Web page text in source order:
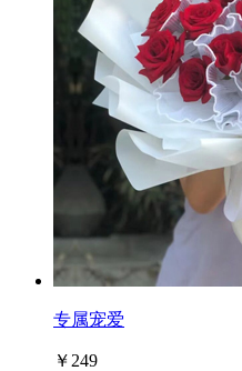
专属宠爱
￥249